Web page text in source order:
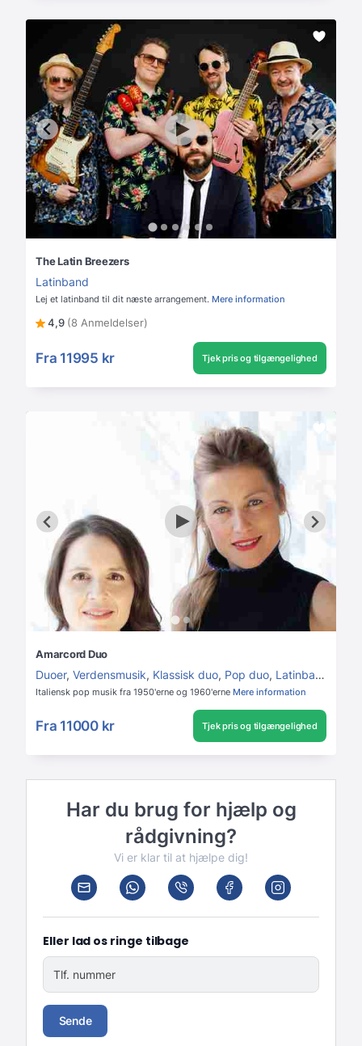
The Latin Breezers
Latinband
Lej et latinband til dit næste arrangement. Mere information
4,9 (8 Anmeldelser)
Fra 11995 kr Tjek pris og tilgængelighed
Amarcord Duo
Duoer, Verdensmusik, Klassisk duo, Pop duo, Latinband
Italiensk pop musik fra 1950'erne og 1960'erne Mere information
Fra 11000 kr Tjek pris og tilgængelighed
Har du brug for hjælp og
rådgivning?
Vi er klar til at hjælpe dig!
Eller lad os ringe tilbage
Tlf. nummer
Sende